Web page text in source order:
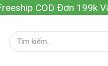
COD Đơn 199k